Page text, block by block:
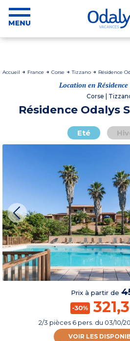
Accueil France Corse Tizzano Résidence
Location en Résidence
Corse |
Résidence Odalys
Eté
Prix à partir de
-30%
2/3 pièces 6 pers. du 03/10/
VOIR LES